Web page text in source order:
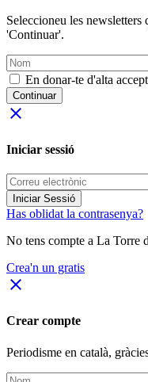
Seleccioneu les newsletters
'Continuar'.
En donar-te d'alta
Continuar
close
Iniciar sessió
Iniciar Sessió
Has oblidat la contrasenya?
No tens compte a La Torre
Crea'n un gratis
close
Crear compte
Periodisme en català,